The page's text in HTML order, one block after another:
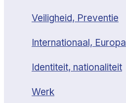
Veiligheid, Preventie
Internationaal, Europa
Identiteit, nationaliteit
Werk